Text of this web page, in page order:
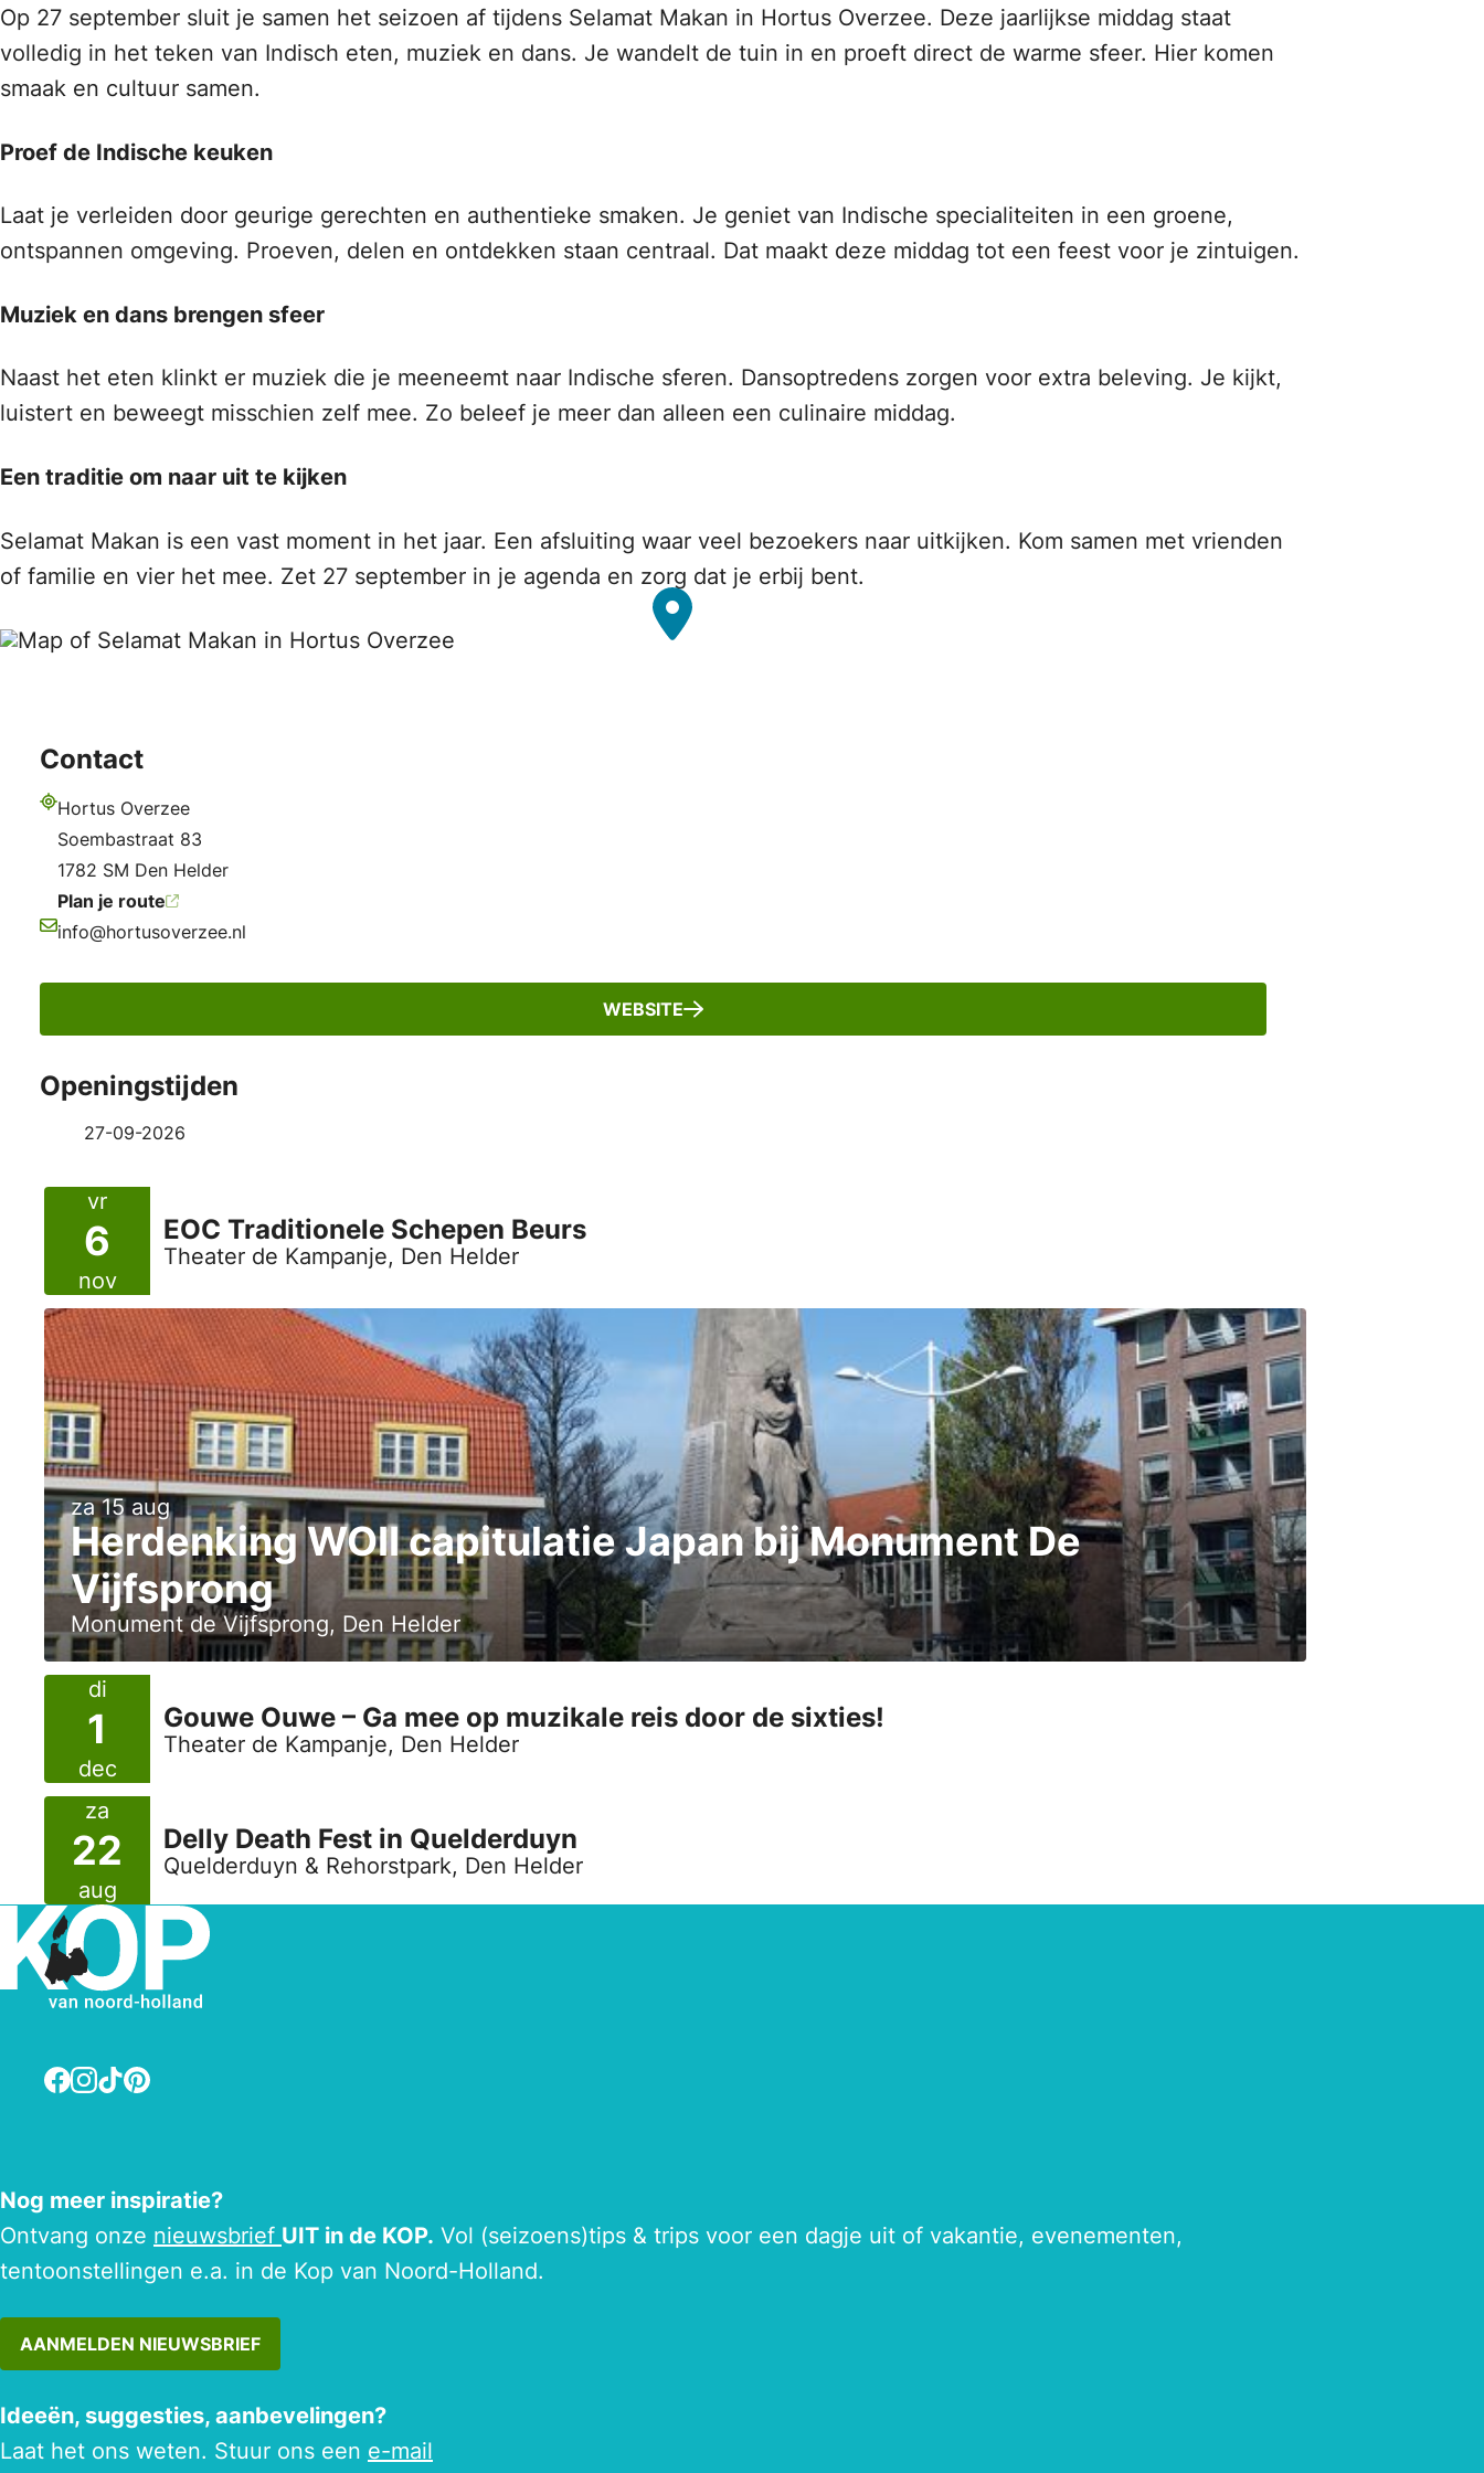
Op 27 september sluit je samen het seizoen af tijdens Selamat Makan in Hortus Overzee. Deze jaarlijkse middag staat
volledig in het teken van Indisch eten, muziek en dans. Je wandelt de tuin in en proeft direct de warme sfeer. Hier komen
smaak en cultuur samen.
Proef de Indische keuken
Laat je verleiden door geurige gerechten en authentieke smaken. Je geniet van Indische specialiteiten in een groene,
ontspannen omgeving. Proeven, delen en ontdekken staan centraal. Dat maakt deze middag tot een feest voor je zintuigen.
Muziek en dans brengen sfeer
Naast het eten klinkt er muziek die je meeneemt naar Indische sferen. Dansoptredens zorgen voor extra beleving. Je kijkt,
luistert en beweegt misschien zelf mee. Zo beleef je meer dan alleen een culinaire middag.
Een traditie om naar uit te kijken
Selamat Makan is een vast moment in het jaar. Een afsluiting waar veel bezoekers naar uitkijken. Kom samen met vrienden
of familie en vier het mee. Zet 27 september in je agenda en zorg dat je erbij bent.
Contact
Hortus Overzee
Soembastraat 83
1782 SM Den Helder
Plan je route
E-mailadres
info@hortusoverzee.nl
WEBSITE
Openingstijden
27-09-2026
vr
6
nov
EOC Traditionele Schepen Beurs
Theater de Kampanje, Den Helder
za 15 aug
Herdenking WOII capitulatie Japan bij Monument De
Vijfsprong
Monument de Vijfsprong, Den Helder
di
1
dec
Gouwe Ouwe – Ga mee op muzikale reis door de sixties!
Theater de Kampanje, Den Helder
za
22
aug
Delly Death Fest in Quelderduyn
Quelderduyn & Rehorstpark, Den Helder
Facebook
Instagram
TikTokPinterest
Nog meer inspiratie?
Ontvang onze nieuwsbrief UIT in de KOP. Vol (seizoens)tips & trips voor een dagje uit of vakantie, evenementen,
tentoonstellingen e.a. in de Kop van Noord-Holland.
AANMELDEN NIEUWSBRIEF
Ideeën, suggesties, aanbevelingen?
Laat het ons weten. Stuur ons een e-mail